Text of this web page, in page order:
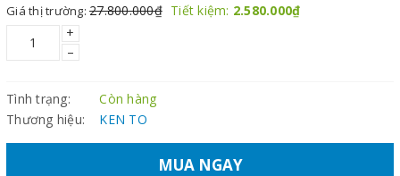
Giá thị trường: 27.800.000₫ Tiết kiệm: 2.580.000₫
+
–
Tình trạng:
Còn hàng
Thương hiệu:
KEN TO
MUA NGAY